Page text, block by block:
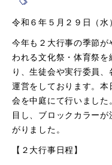
令和６年５月２９日（
今年も２大行事の季節
われる文化祭・体育祭
り、生徒会や実行委員
運営をしております。
会を中庭にて行いまし
目し、ブロックカラー
がりました。
【２大行事日程】